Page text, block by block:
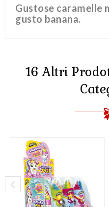
Gustose caramelle
gusto banana.
16 Altri